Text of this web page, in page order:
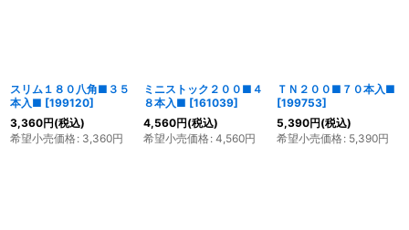
スリム１８０八角■３５
本入■ [199120]
3,360円(税込)
希望小売価格: 3,360円
ミニストック２００■４
８本入■ [161039]
4,560円(税込)
希望小売価格: 4,560円
ＴＮ２００■７０本入■
[199753]
5,390円(税込)
希望小売価格: 5,390円